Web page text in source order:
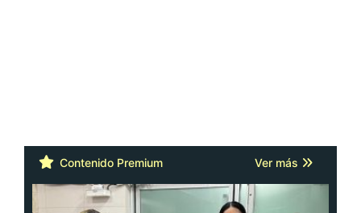
Contenido Premium Ver más